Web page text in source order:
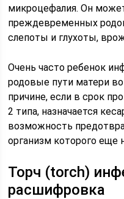
микроцефалия. Он
преждевременных
слепоты и глухоты,
Очень часто ребенок
родовые пути матери
причине, если в срок
2 типа, назначается
возможность
организм которого еще
Торч (torch)
расшифровка